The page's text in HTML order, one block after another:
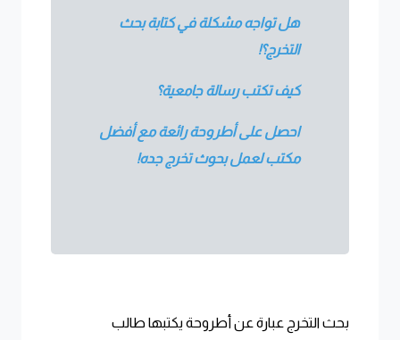
هل تواجه مشكلة في كتابة بحث
التخرج؟!
كيف تكتب رسالة جامعية؟
احصل على أطروحة رائعة مع أفضل
مكتب لعمل بحوث تخرج جده!
بحث التخرج عبارة عن أطروحة يكتبها طالب